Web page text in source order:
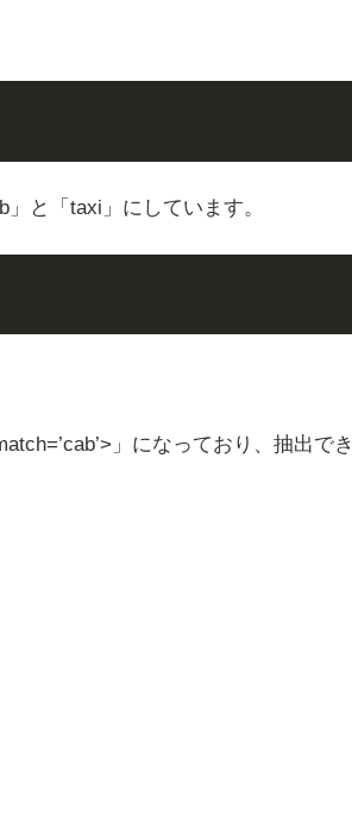
と「taxi」にしています。
」になっており、抽出でき